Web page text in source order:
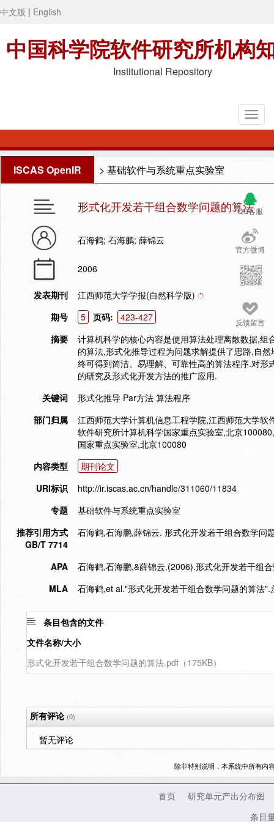
中文版 | English
中国科学院软件研究所机构
Institutional Repository
ISCAS OpenIR > 基础软件与系统重点实验室
QQ客服
官方微博
反馈留言
形式化开发若干组合数学问题的算法
石海鹤; 石海鹏; 薛锦云
2006
发表期刊
江西师范大学学报(自然科学版)
期号
5 页码:
423-427
摘要
计算机科学的核心内容是使用算法处理离散数据,
的算法,形式化推导过程为问题求解提供了思路,自
终可得到简洁、易理解、可靠性高的算法程序.对
的研究及形式化开发方法的推广应用.
关键词
形式化推导 Par方法 算法程序
部门归属
江西师范大学计算机信息工程学院,江西师范大学
软件研究所计算机科学国家重点实验室,北京
国家重点实验室,北京100080
内容类型
期刊论文
URI标识
http://ir.iscas.ac.cn/handle/311060/11834
专题
基础软件与系统重点实验室
推荐引用方式
GB/T 7714
石海鹤,石海鹏,薛锦云. 形式化开发若干组合数学
APA
石海鹤,石海鹏,&薛锦云.(2006).形式化开发若干组
MLA
石海鹤,et al."形式化开发若干组合数学问题的算法".
条目包含的文件
文件名称/大小
形式化开发若干组合数学问题的算法.pdf（175KB）
所有评论(0)
暂无评论
除非特别说明，本系统中所有内
首页
研究单元产出分布图
条目